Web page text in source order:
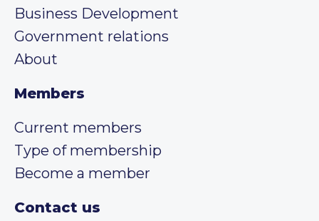
Business Development
Government relations
About
Members
Current members
Type of membership
Become a member
Contact us